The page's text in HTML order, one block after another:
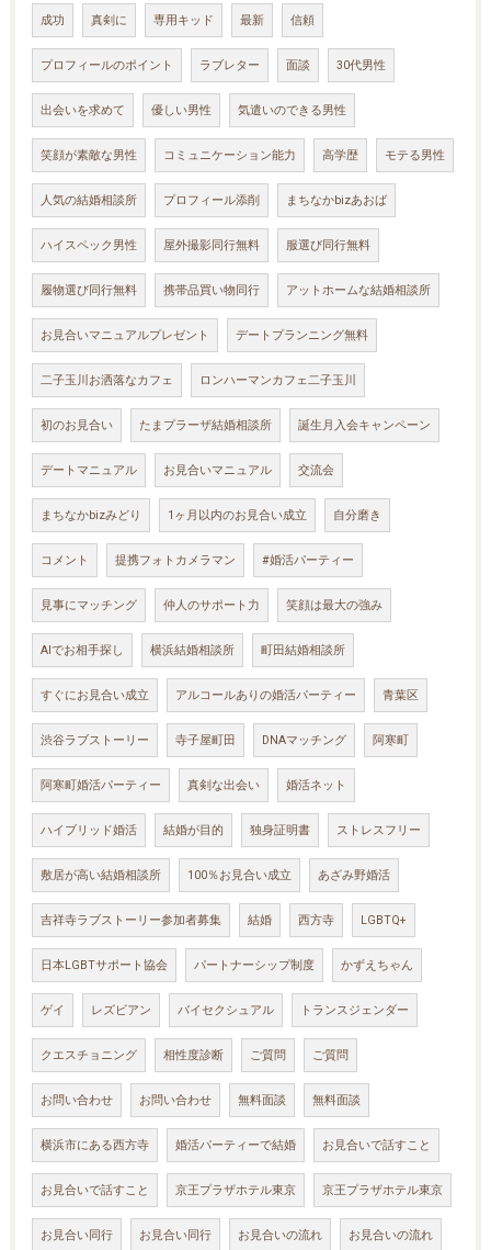
成功 真剣に 専用キッド 最新 信頼
プロフィールのポイント ラブレター 面談 30代男性
出会いを求めて 優しい男性 気遣いのできる男性
笑顔が素敵な男性 コミュニケーション能力 高学歴 モテる男性
人気の結婚相談所 プロフィール添削 まちなかbizあおば
ハイスペック男性 屋外撮影同行無料 服選び同行無料
履物選び同行無料 携帯品買い物同行 アットホームな結婚相談所
お見合いマニュアルプレゼント デートプランニング無料
二子玉川お洒落なカフェ ロンハーマンカフェ二子玉川
初のお見合い たまプラーザ結婚相談所 誕生月入会キャンペーン
デートマニュアル お見合いマニュアル 交流会
まちなかbizみどり 1ヶ月以内のお見合い成立 自分磨き
コメント 提携フォトカメラマン #婚活パーティー
見事にマッチング 仲人のサポート力 笑顔は最大の強み
AIでお相手探し 横浜結婚相談所 町田結婚相談所
すぐにお見合い成立 アルコールありの婚活パーティー 青葉区
渋谷ラブストーリー 寺子屋町田 DNAマッチング 阿寒町
阿寒町婚活パーティー 真剣な出会い 婚活ネット
ハイブリッド婚活 結婚が目的 独身証明書 ストレスフリー
敷居が高い結婚相談所 100％お見合い成立 あざみ野婚活
吉祥寺ラブストーリー参加者募集 結婚 西方寺 LGBTQ+
日本LGBTサポート協会 パートナーシップ制度 かずえちゃん
ゲイ レズビアン バイセクシュアル トランスジェンダー
クエスチョニング 相性度診断 ご質問 ご質問
お問い合わせ お問い合わせ 無料面談 無料面談
横浜市にある西方寺 婚活パーティーで結婚 お見合いで話すこと
お見合いで話すこと 京王プラザホテル東京 京王プラザホテル東京
お見合い同行 お見合い同行 お見合いの流れ お見合いの流れ